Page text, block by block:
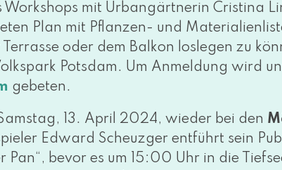
Workshops mit Urbangärtnerin Cristina
Plan mit Pflanzen- und
oder dem Balkon los­le­gen zu
Potsdam. Um Anmeldung wird
gebeten.
13. April 2024, wie­der bei den
Edward Scheuzger ent­führt sein
Pan“, bevor es um 15:00 Uhr in die